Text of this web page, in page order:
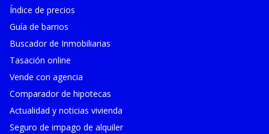
Índice de precios
Guía de barrios
Buscador de Inmobiliarias
Tasación online
Vende con agencia
Comparador de hipotecas
Actualidad y noticias vivienda
Seguro de impago de alquiler